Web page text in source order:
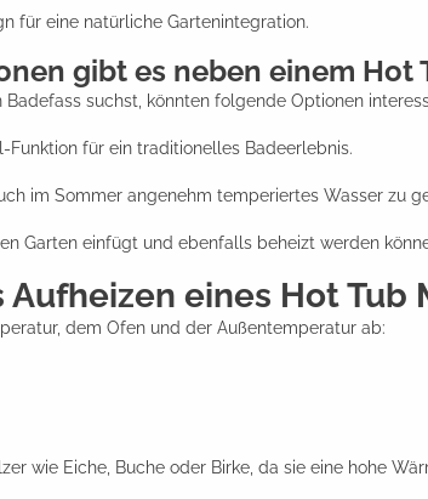
für eine natürliche Gartenintegration.
gibt es neben einem Hot
suchst, könnten folgende Optionen
Funktion für ein traditionelles Badeerlebnis.
im Sommer angenehm temperiertes Wasser zu
Garten einfügt und ebenfalls beheizt werden
eines Hot Tub
dem Ofen und der Außentemperatur ab:
wie Eiche, Buche oder Birke, da sie eine hohe